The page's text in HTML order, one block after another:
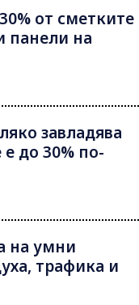
от сметките
панели на
завладява
до 30% по-
на умни
трафика и